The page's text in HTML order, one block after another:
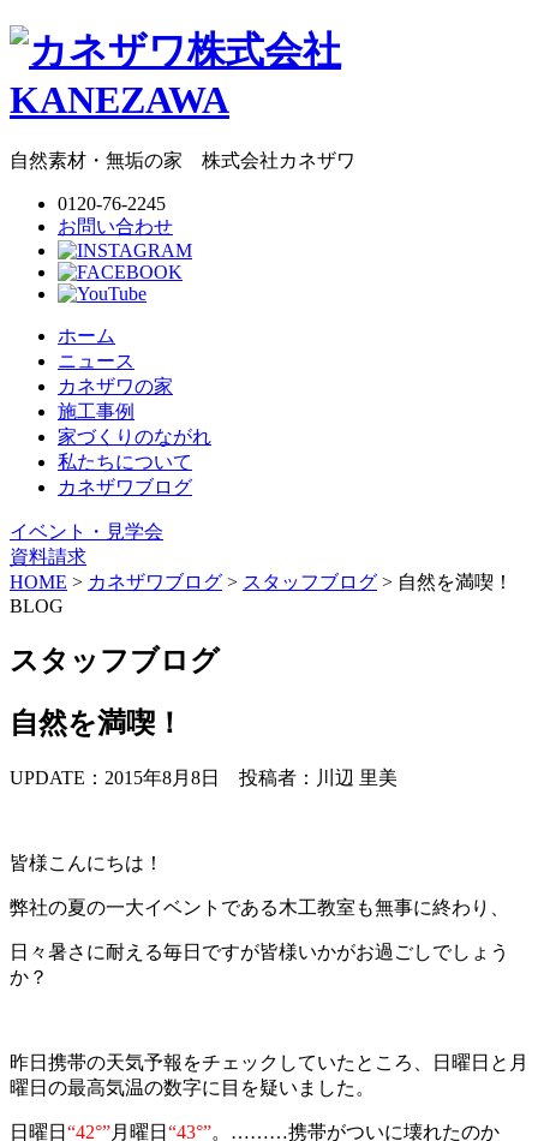
自然素材・無垢の家 株式会社カネザワ
0120-76-2245
お問い合わせ
ホーム
ニュース
カネザワの家
施工事例
家づくりのながれ
私たちについて
カネザワブログ
イベント・見学会
資料請求
HOME > カネザワブログ > スタッフブログ > 自然を満喫！
BLOG
スタッフブログ
自然を満喫！
UPDATE：2015年8月8日 投稿者：川辺 里美
皆様こんにちは！
弊社の夏の一大イベントである木工教室も無事に終わり、
日々暑さに耐える毎日ですが皆様いかがお過ごしでしょう
か？
昨日携帯の天気予報をチェックしていたところ、日曜日と月
曜日の最高気温の数字に目を疑いました。
日曜日 “42°”月曜日 “43°”。………携帯がついに壊れたのか